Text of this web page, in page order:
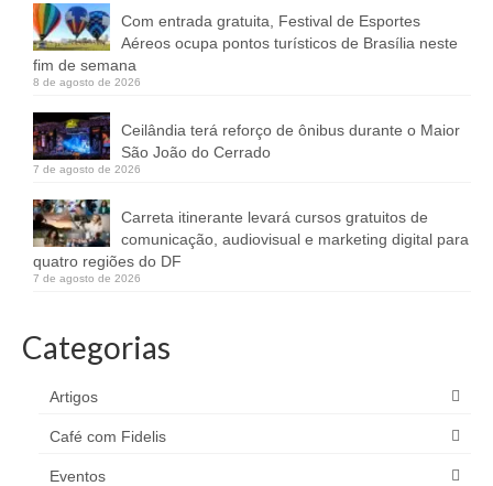
Com entrada gratuita, Festival de Esportes
Aéreos ocupa pontos turísticos de Brasília neste
fim de semana
8 de agosto de 2026
Ceilândia terá reforço de ônibus durante o Maior
São João do Cerrado
7 de agosto de 2026
Carreta itinerante levará cursos gratuitos de
comunicação, audiovisual e marketing digital para
quatro regiões do DF
7 de agosto de 2026
Categorias
Artigos
Café com Fidelis
Eventos